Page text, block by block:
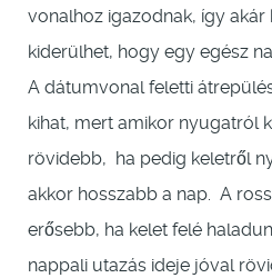
vonalhoz igazodnak, így akár
kiderülhet, hogy egy egész
A dátumvonal feletti
kihat, mert amikor nyugatról
rövidebb, ha pedig keletről
akkor hosszabb a nap. A
erősebb, ha kelet felé
nappali utazás ideje jóval